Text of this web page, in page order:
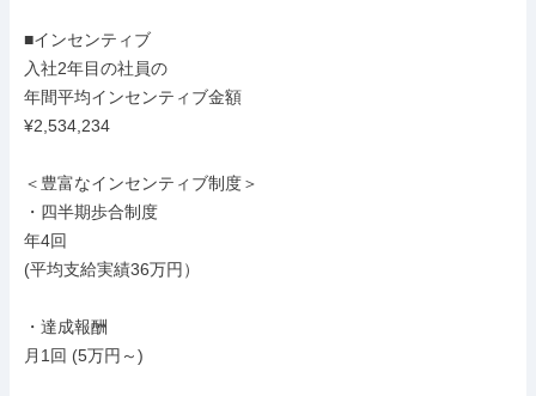
■インセンティブ
入社2年目の社員の
年間平均インセンティブ金額
¥2,534,234
＜豊富なインセンティブ制度＞
・四半期歩合制度
年4回
(平均支給実績36万円）
・達成報酬
月1回 (5万円～)